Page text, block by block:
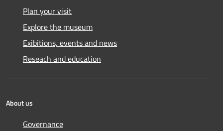
Plan your visit
Explore the museum
Exibitions, events and news
Reseach and education
About us
Governance